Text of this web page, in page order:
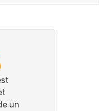
un